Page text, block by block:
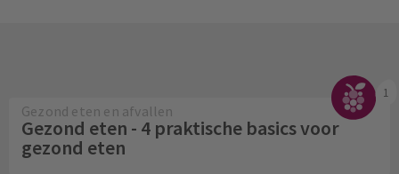
1
Gezond eten en afvallen
Gezond eten - 4 praktische basics voor
gezond eten